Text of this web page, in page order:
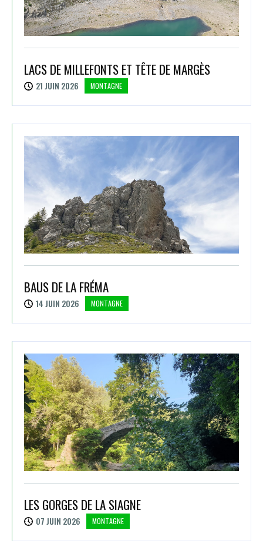
LACS DE MILLEFONTS ET TÊTE DE MARGÈS
21 JUIN 2026 MONTAGNE
BAUS DE LA FRÉMA
14 JUIN 2026 MONTAGNE
LES GORGES DE LA SIAGNE
07 JUIN 2026 MONTAGNE